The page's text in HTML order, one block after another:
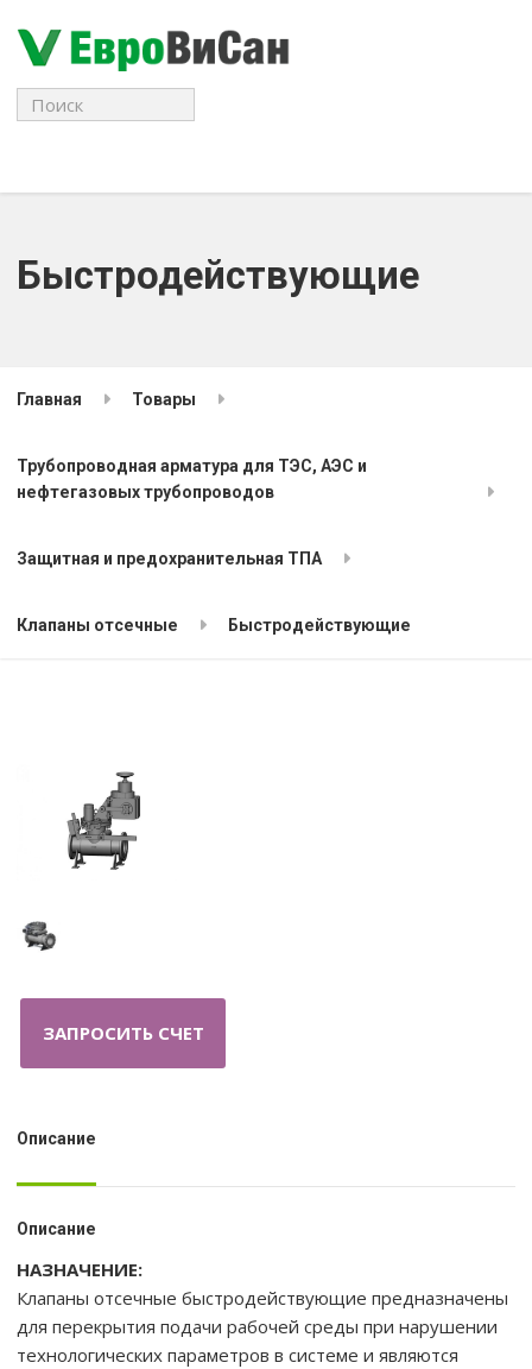
Поиск
для:
Быстродействующие
Главная Товары
Трубопроводная арматура для ТЭС, АЭС и
нефтегазовых трубопроводов
Защитная и предохранительная ТПА
Клапаны отсечные Быстродействующие
ЗАПРОСИТЬ СЧЕТ
Описание
Описание
НАЗНАЧЕНИЕ:
Клапаны отсечные быстродействующие предназначены
для перекрытия подачи рабочей среды при нарушении
технологических параметров в системе и являются